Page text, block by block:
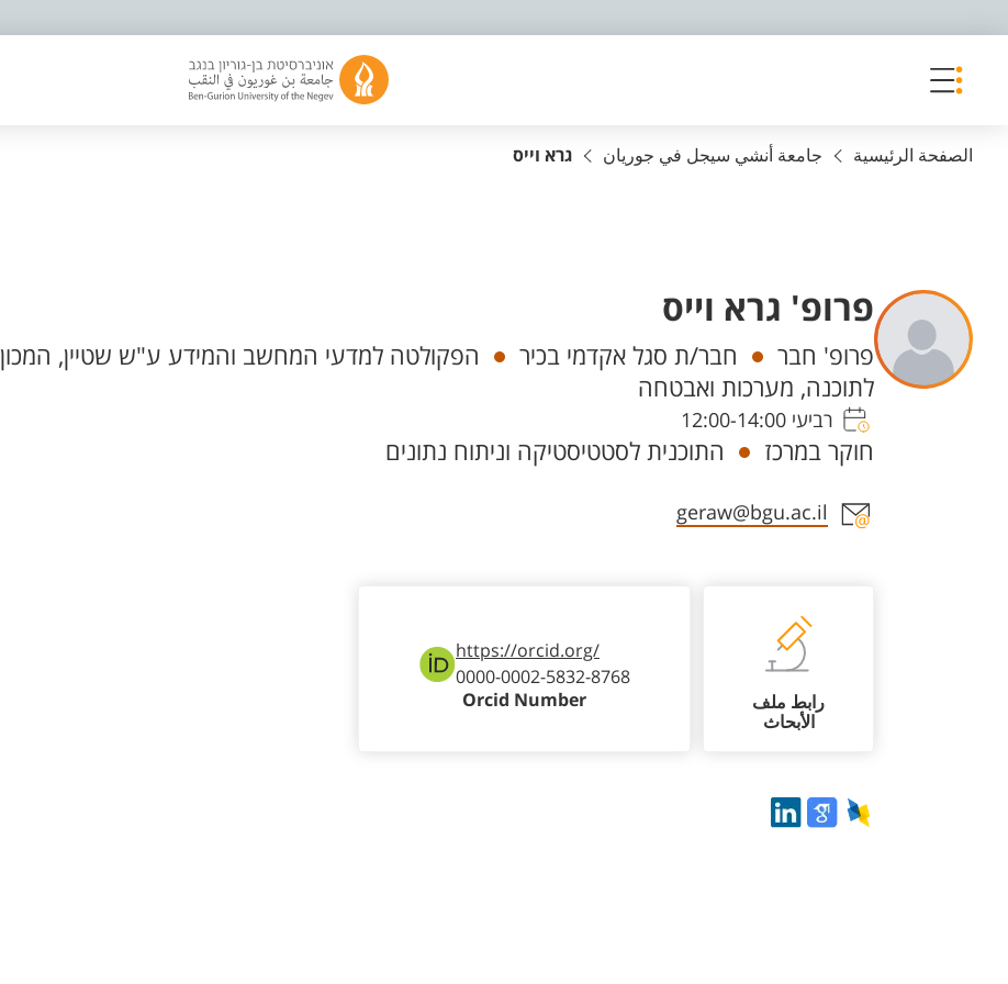
الصفحة الرئيسية جامعة أنشي سيجل في جوريان גרא וייס
פרופ' גרא וייס
Departments
פרופ' חבר חבר/ת סגל אקדמי בכיר
הפקולטה למדעי המחשב והמידע ע"ש שטיין, המכון
לתוכנה, מערכות ואבטחה
רביעי 12:00-14:00
חוקר במרכז התוכנית לסטטיסטיקה וניתוח נתונים
Staff member contact section
geraw@bgu.ac.il
رابط ملف
الأبحاث
https://orcid.org/
0000-0002-5832-8768
Orcid Number